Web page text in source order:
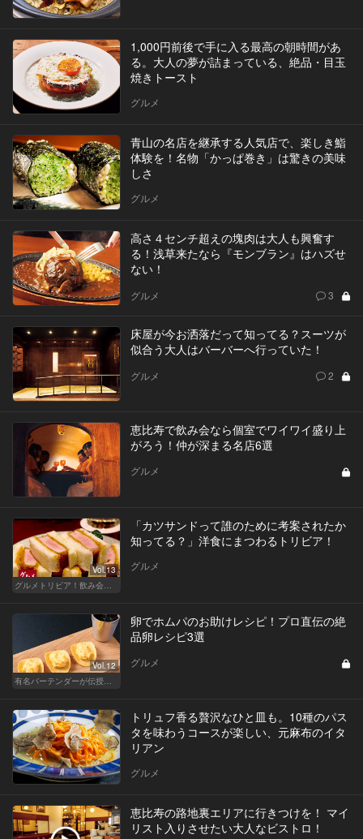
1,000円前後で手に入る最高の朝時間があ
る。大人の夢が詰まっている、絶品・目玉
焼きトースト
グルメ
青山の名店を継承する人気店で、楽しき鮨
体験を！名物「かっぱ巻き」は驚きの美味
しさ
グルメ
高さ４センチ超えの塊肉は大人も興奮す
る！浅草来たなら『モンブラン』はハズせ
ない！
グルメ 3
床屋が今お洒落だって知ってる？スーツが
似合う大人はバーバーへ行っていた！
グルメ 2
恵比寿で飲み会なら個室でワイワイ盛り上
がろう！仲が深まる名店6選
グルメ
Vol.13
「カツサンドって誰のために考案されたか
知ってる？」洋食にまつわるトリビア！
グルメ
Vol.12
卵でホムパのお助けレシピ！プロ直伝の絶
品卵レシピ3選
グルメ
トリュフ香る贅沢なひと皿も。10種のパス
タを味わうコースが楽しい、元麻布のイタ
リアン
グルメ
恵比寿の路地裏エリアに行きつけを！ マイ
リスト入りさせたい大人なビストロ！